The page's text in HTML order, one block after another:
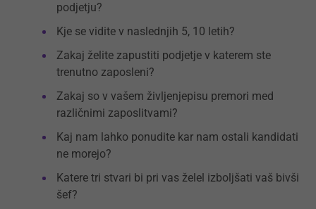
podjetju?
Kje se vidite v naslednjih 5, 10 letih?
Zakaj želite zapustiti podjetje v katerem ste
trenutno zaposleni?
Zakaj so v vašem življenjepisu premori med
različnimi zaposlitvami?
Kaj nam lahko ponudite kar nam ostali kandidati
ne morejo?
Katere tri stvari bi pri vas želel izboljšati vaš bivši
šef?